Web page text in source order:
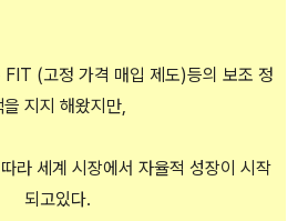
(고정 가격 매입 제도)등의 보조 정
을 지지 해왔지만,
라 세계 시장에서 자율적 성장이 시작
되고있다.